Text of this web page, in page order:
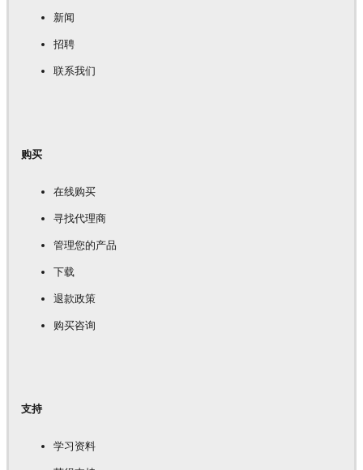
新闻
招聘
联系我们
购买
在线购买
寻找代理商
管理您的产品
下载
退款政策
购买咨询
支持
学习资料